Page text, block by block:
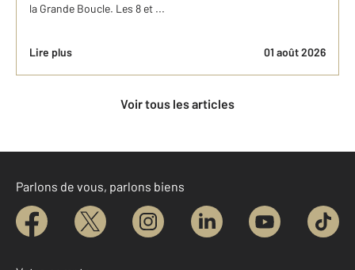
la Grande Boucle. Les 8 et ...
Lire plus 01 août 2026
Voir tous les articles
Parlons de vous, parlons biens